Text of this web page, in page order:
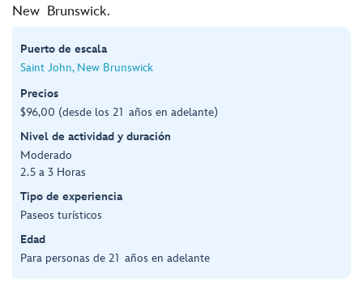
New Brunswick.
Puerto de escala
Saint John, New Brunswick
Precios
$96,00 (desde los 21 años en adelante)
Nivel de actividad y duración
Moderado
2.5 a 3 Horas
Tipo de experiencia
Paseos turísticos
Edad
Para personas de 21 años en adelante